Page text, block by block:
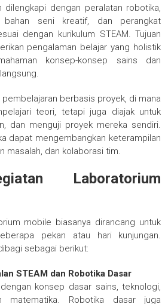
dilengkapi dengan peralatan robotika,
seni kreatif, dan perangkat
dengan kurikulum STEAM. Tujuan
pengalaman belajar yang holistik
konsep-konsep sains dan
berbasis proyek, di mana
teori, tetapi juga diajak untuk
dan menguji proyek mereka sendiri.
dapat mengembangkan keterampilan
masalah, dan kolaborasi tim.
Laboratorium
mobile biasanya dirancang untuk
pekan atau hari kunjungan.
sebagai berikut:
STEAM dan Robotika Dasar
konsep dasar sains, teknologi,
matematika. Robotika dasar juga